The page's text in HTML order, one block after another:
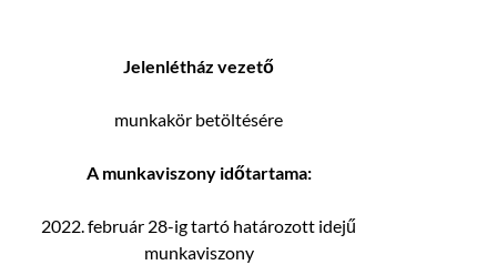
Jelenlétház vezető
munkakör betöltésére
A munkaviszony időtartama:
2022. február 28-ig tartó határozott idejű
munkaviszony